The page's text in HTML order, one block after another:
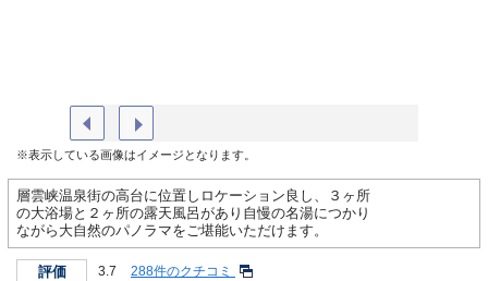
※表示している画像はイメージとなります。
層雲峡温泉街の高台に位置しロケーション良し、３ヶ所
の大浴場と２ヶ所の露天風呂があり自慢の名湯につかり
ながら大自然のパノラマをご堪能いただけます。
評価 3.7 288件のクチコミ